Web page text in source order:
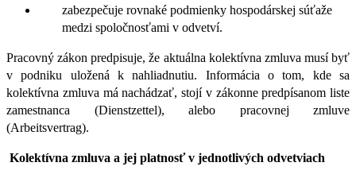
zabezpečuje rovnaké podmienky hospodárskej súťaže
medzi spoločnosťami v odvetví.
Pracovný zákon predpisuje, že aktuálna kolektívna zmluva musí byť
v podniku uložená k nahliadnutiu. Informácia o tom, kde sa
kolektívna zmluva má nachádzať, stojí v zákonne predpísanom liste
zamestnanca (Dienstzettel), alebo pracovnej zmluve
(Arbeitsvertrag).
Kolektívna zmluva a jej platnosť v jednotlivých odvetviach